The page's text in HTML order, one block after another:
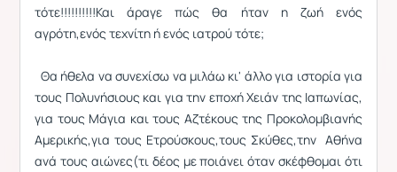
τότε!!!!!!!!!!Και άραγε πώς θα ήταν η ζωή ενός
αγρότη,ενός τεχνίτη ή ενός ιατρού τότε;
Θα ήθελα να συνεχίσω να μιλάω κι' άλλο για ιστορία για
τους Πολυνήσιους και για την εποχή Χειάν της Ιαπωνίας,
για τους Μάγια και τους Αζτέκους της Προκολομβιανής
Αμερικής,για τους Ετρούσκους,τους Σκύθες,την Αθήνα
ανά τους αιώνες(τι δέος με ποιάνει όταν σκέφθομαι ότι